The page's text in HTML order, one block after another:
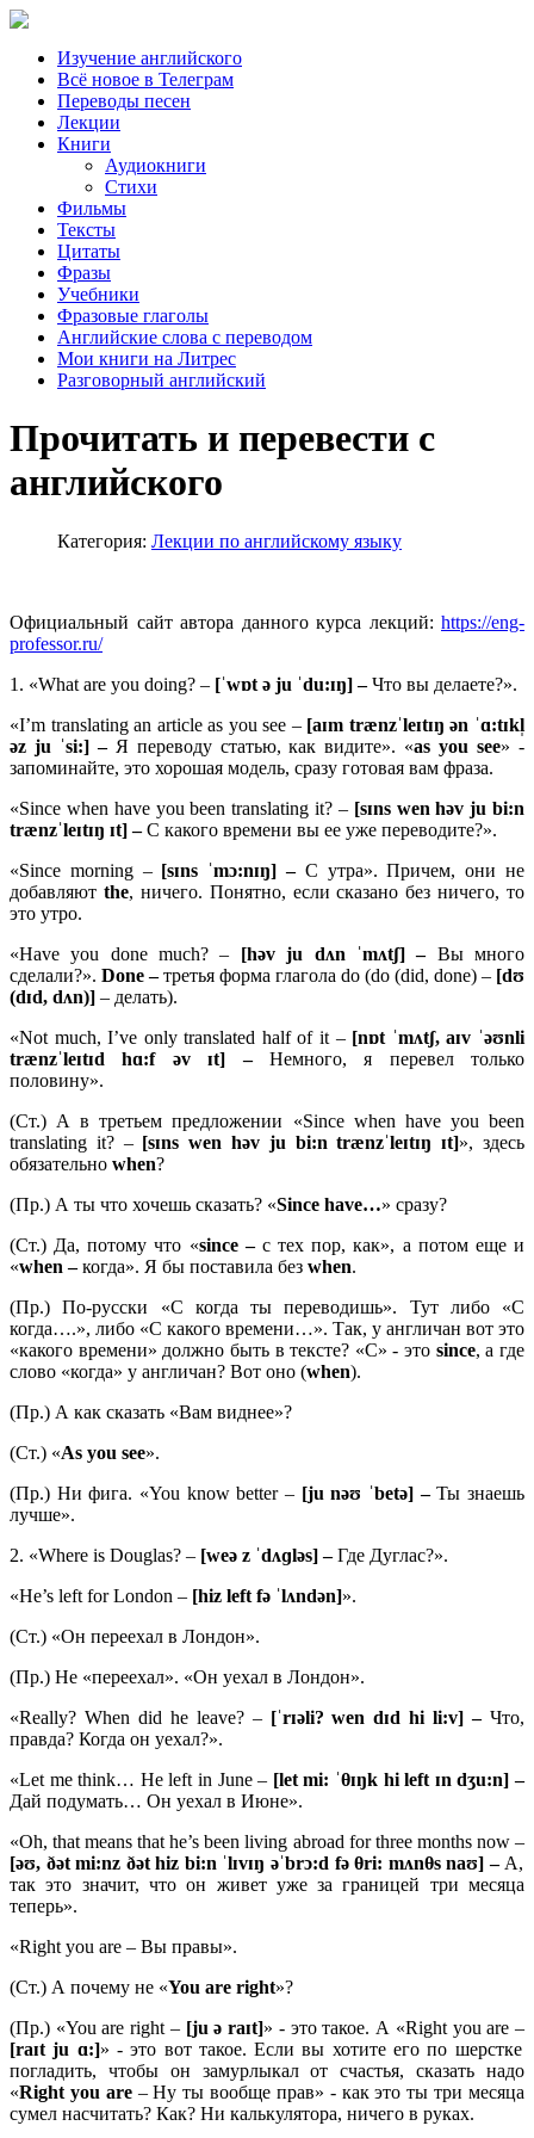
Изучение английского
Всё новое в Телеграм
Переводы песен
Лекции
Книги
Аудиокниги
Стихи
Фильмы
Тексты
Цитаты
Фразы
Учебники
Фразовые глаголы
Английские слова с переводом
Мои книги на Литрес
Разговорный английский
Прочитать и перевести с
английского
Категория: Лекции по английскому языку
Официальный сайт автора данного курса лекций: https://eng-
professor.ru/
1. «What are you doing? – [ˈwɒt ə ju ˈdu:ɪŋ] –Что вы делаете?».
«I’m translating an article as you see –[aɪm trænzˈleɪtɪŋ ən ˈɑ:tɪkl̩
əz ju ˈsi:] –Я переводу статью, как видите». «asyousee» -
запоминайте, это хорошая модель, сразу готовая вам фраза.
«Since when have you been translating it? –[sɪns wenhəvjubi:n
trænzˈleɪtɪŋ ɪt] –С какого времени вы ее уже переводите?».
«Since morning –[sɪns ˈmɔ:nɪŋ] –С утра». Причем, они не
добавляют the, ничего. Понятно, если сказано без ничего, то
это утро.
«Have you done much? – [həv ju dʌn ˈmʌtʃ] –Вы много
сделали?». Done–третья форма глагола do (do (did, done) – [dʊ
(dɪd, dʌn)] – делать).
«Not much, I’ve only translated half of it –[nɒt ˈmʌtʃ,aɪv ˈəʊnli
trænzˈleɪtɪdhɑ:f əv ɪt] –Немного, я перевел только
половину».
(Ст.) А в третьем предложении «Since when have you been
translating it? –[sɪnswenhəv ju bi:ntrænzˈleɪtɪŋ ɪt]», здесь
обязательно when?
(Пр.) А ты что хочешь сказать? «Since have…» сразу?
(Ст.) Да, потому что «since –с тех пор, как», а потом еще и
«when –когда». Я бы поставила без when.
(Пр.) По-русски «С когда ты переводишь». Тут либо «С
когда….», либо «С какого времени…». Так, у англичан вот это
«какого времени» должно быть в тексте? «С» - это since, а где
слово «когда» у англичан? Вот оно (when).
(Пр.) А как сказать «Вам виднее»?
(Ст.) «As you see».
(Пр.) Ни фига. «You know better – [ju nəʊ ˈbetə] –Ты знаешь
лучше».
2. «Where is Douglas? – [weə z ˈdʌɡləs] –Где Дуглас?».
«He’s left for London – [hiz left fə ˈlʌndən]».
(Ст.) «Он переехал в Лондон».
(Пр.) Не «переехал». «Он уехал в Лондон».
«Really? When did he leave? –[ˈrɪəli? wen dɪd hi li:v] –Что,
правда? Когда он уехал?».
«Let me think… He left in June – [let mi: ˈθɪŋk hi left ɪn dʒu:n] –
Дай подумать… Он уехал в Июне».
«Oh, that means that he’s been living abroad for three months now –
[əʊ, ðət mi:nz ðət hiz bi:n ˈlɪvɪŋ əˈbrɔ:d fəθri: mʌnθs naʊ] –А,
так это значит, что он живет уже за границей три месяца
теперь».
«Right you are – Вы правы».
(Ст.) А почему не «You are right»?
(Пр.) «You are right –[ju ə raɪt]» - это такое. А «Right you are –
[raɪt ju ɑ:]» - это вот такое. Если вы хотите его по шерстке
погладить, чтобы он замурлыкал от счастья, сказать надо
«Right you are– Ну ты вообще прав» - как это ты три месяца
сумел насчитать? Как? Ни калькулятора, ничего в руках.